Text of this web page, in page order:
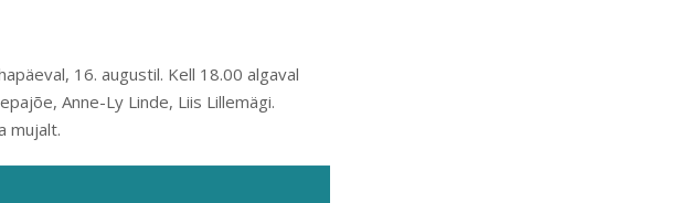
16. augustil. Kell 18.00 algaval
Anne-Ly Linde, Liis Lillemägi.
mujalt.